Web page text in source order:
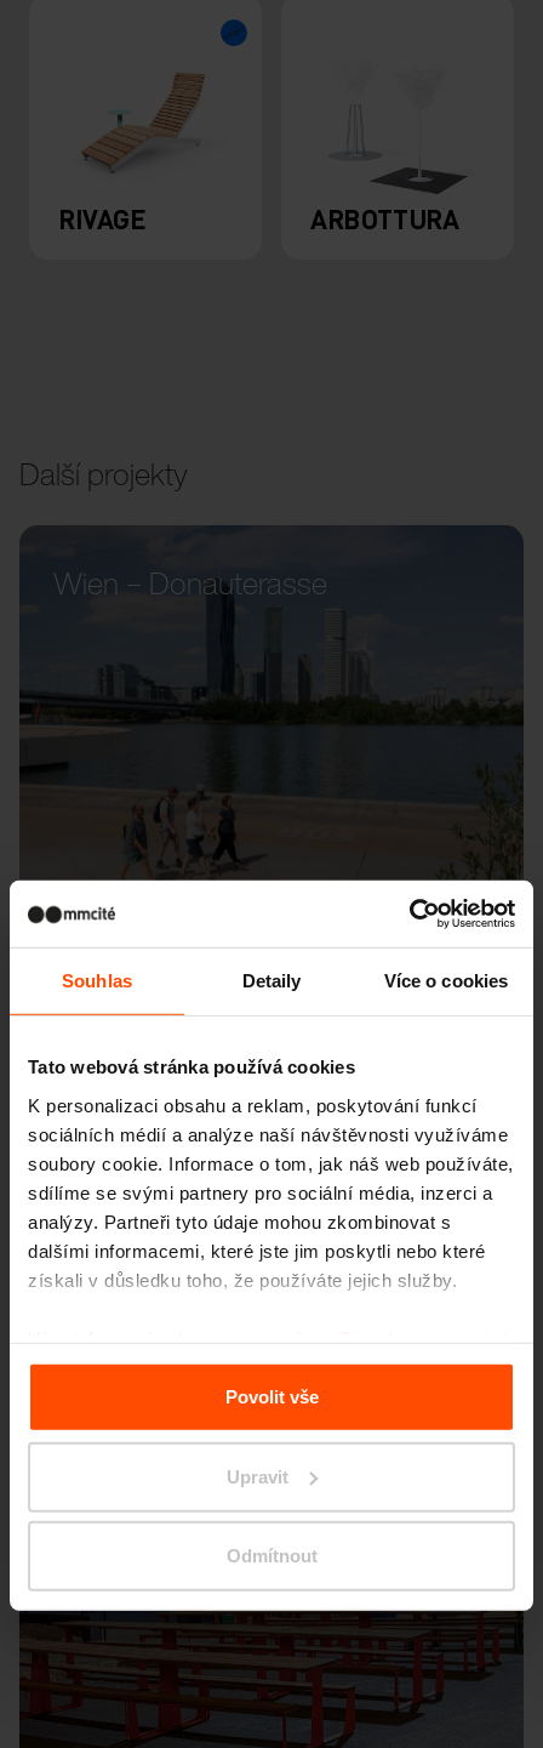
Souhlas Detaily Více o cookies
Tato webová stránka používá cookies
K personalizaci obsahu a reklam, poskytování funkcí
sociálních médií a analýze naší návštěvnosti využíváme
soubory cookie. Informace o tom, jak náš web používáte,
sdílíme se svými partnery pro sociální média, inzerci a
analýzy. Partneři tyto údaje mohou zkombinovat s
dalšími informacemi, které jste jim poskytli nebo které
získali v důsledku toho, že používáte jejich služby.
osobních údajů.
Povolit vše
Upravit
Odmítnout
RIVAGE ARBOTTURA
Další projekty
Wien – Donauterasse
Seattle – Popup park